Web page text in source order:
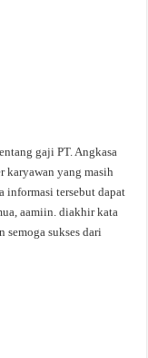
gaji PT. Angkasa
karyawan yang masih
informasi tersebut dapat
aamiin. diakhir kata
sukses dari